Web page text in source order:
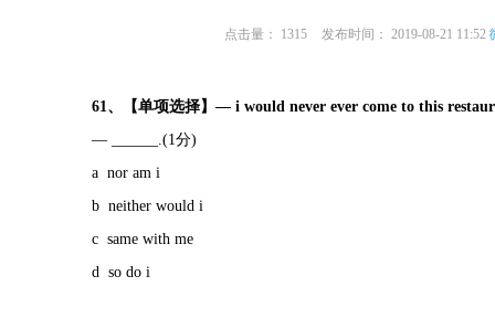
点击量： 1315 发布时间： 2019-08-21 11:52
61、【单项选择】— i would never ever come to this
— ______.(1分)
a nor am i
b neither would i
c same with me
d so do i